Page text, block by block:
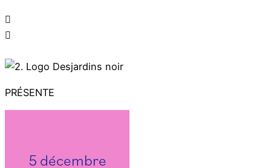
PRÉSENTE
5 décembre